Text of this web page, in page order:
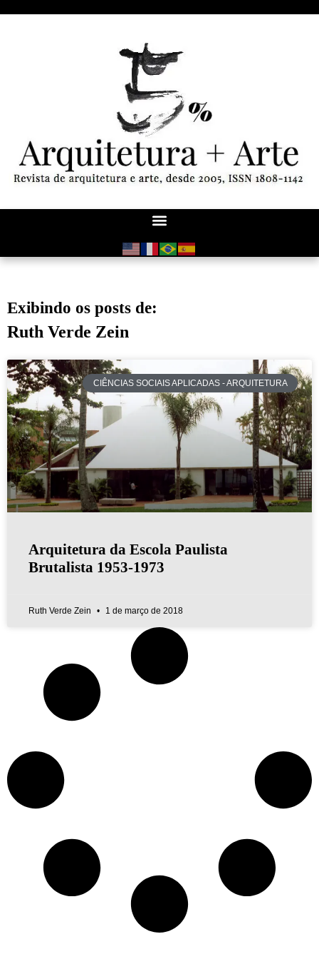
Exibindo os posts de:
Ruth Verde Zein
CIÊNCIAS SOCIAIS APLICADAS - ARQUITETURA
Arquitetura da Escola Paulista
Brutalista 1953-1973
Ruth Verde Zein 1 de março de 2018